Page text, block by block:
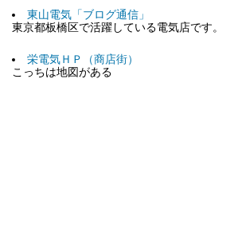
東山電気「ブログ通信」
東京都板橋区で活躍している電気店です。
栄電気ＨＰ（商店街）
こっちは地図がある